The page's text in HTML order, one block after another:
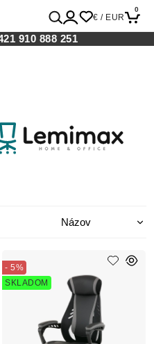
€ / EUR
0
910 888 251
- 5%
SKLADOM